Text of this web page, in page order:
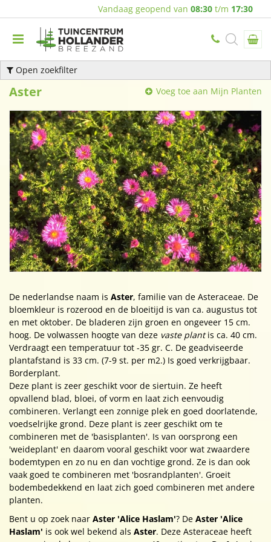
Vandaag geopend van 08:30 t/m 17:30
Open zoekfilter
Aster Voeg toe aan Mijn Planten
De nederlandse naam is Aster, familie van de Asteraceae. De
bloemkleur is rozerood en de bloeitijd is van ca. augustus tot
en met oktober. De bladeren zijn groen en ongeveer 15 cm.
hoog. De volwassen hoogte van deze vaste plantis ca. 40 cm.
Verdraagt een temperatuur tot -35 gr. C. De geadviseerde
plantafstand is 33 cm. (7-9 st. per m2.) Is goed verkrijgbaar.
Borderplant.
Deze plant is zeer geschikt voor de siertuin. Ze heeft
opvallend blad, bloei, of vorm en laat zich eenvoudig
combineren. Verlangt een zonnige plek en goed doorlatende,
voedselrijke grond. Deze plant is zeer geschikt om te
combineren met de 'basisplanten'. Is van oorsprong een
'weideplant' en daarom vooral geschikt voor wat zwaardere
bodemtypen en zo nu en dan vochtige grond. Ze is dan ook
vaak goed te combineren met 'bosrandplanten'. Groeit
bodembedekkend en laat zich goed combineren met andere
planten.
Bent u op zoek naar Aster 'Alice Haslam'? De Aster 'Alice
Haslam' is ook wel bekend als Aster. Deze Asteraceae heeft